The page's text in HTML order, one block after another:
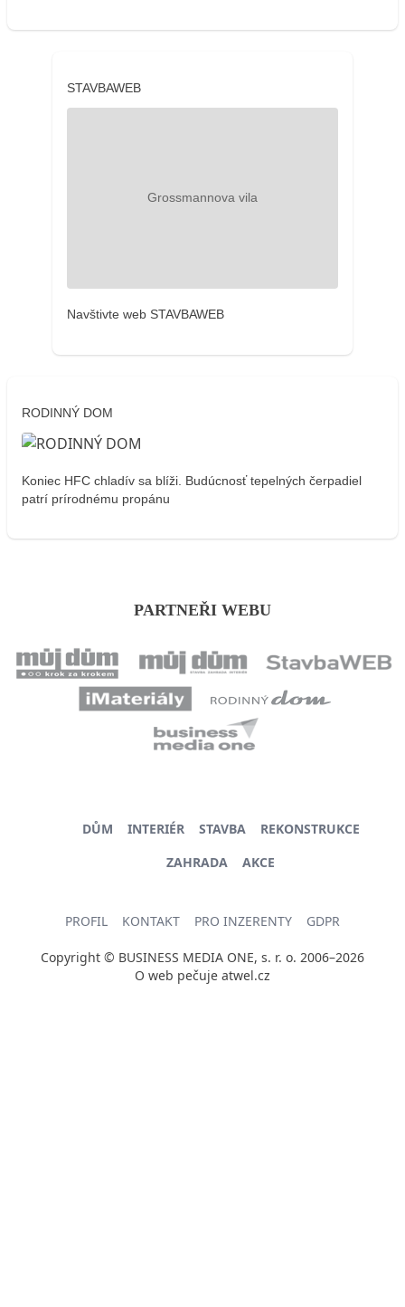
STAVBAWEB
Navštivte web STAVBAWEB
RODINNÝ DOM
Koniec HFC chladív sa blíži. Budúcnosť tepelných čerpadiel
patrí prírodnému propánu
PARTNEŘI WEBU
DŮM INTERIÉR STAVBA
REKONSTRUKCE
ZAHRADA
AKCE
PROFIL KONTAKT PRO INZERENTY GDPR
Copyright © BUSINESS MEDIA ONE, s. r. o. 2006–2026